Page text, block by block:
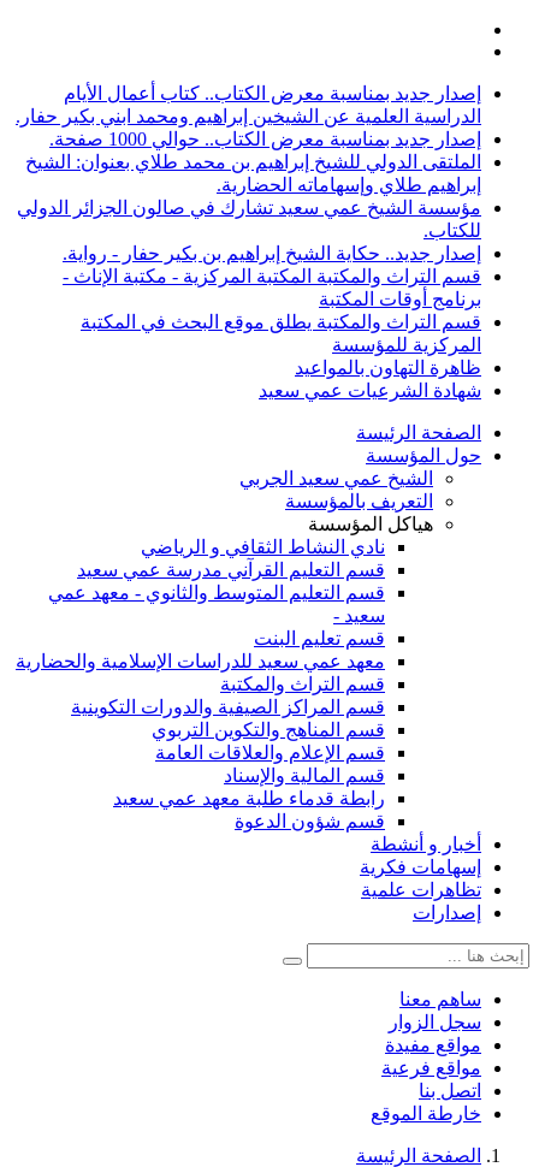
إصدار جديد بمناسبة معرض الكتاب.. كتاب أعمال الأيام
الدراسية العلمية عن الشيخين إبراهيم ومحمد ابني بكير حفار.
إصدار جديد بمناسبة معرض الكتاب.. حوالي 1000 صفحة.
الملتقى الدولي للشيخ إبراهيم بن محمد طلاي بعنوان: الشيخ
إبراهيم طلاي وإسهاماته الحضارية.
مؤسسة الشيخ عمي سعيد تشارك في صالون الجزائر الدولي
للكتاب.
إصدار جديد.. حكاية الشيخ إبراهيم بن بكير حفار - رواية.
قسم التراث والمكتبة المكتبة المركزية - مكتبة الإناث -
برنامج أوقات المكتبة
قسم التراث والمكتبة يطلق موقع البحث في المكتبة
المركزية للمؤسسة
ظاهرة التهاون بالمواعيد
شهادة الشرعيات عمي سعيد
الصفحة الرئيسة
حول المؤسسة
الشيخ عمي سعيد الجربي
التعريف بالمؤسسة
هياكل المؤسسة
نادي النشاط الثقافي و الرياضي
قسم التعليم القرآني مدرسة عمي سعيد
قسم التعليم المتوسط والثانوي - معهد عمي
سعيد -
قسم تعليم البنت
معهد عمي سعيد للدراسات الإسلامية والحضارية
قسم التراث والمكتبة
قسم المراكز الصيفية والدورات التكوينية
قسم المناهج والتكوين التربوي
قسم الإعلام والعلاقات العامة
قسم المالية والإسناد
رابطة قدماء طلبة معهد عمي سعيد
قسم شؤون الدعوة
أخبار و أنشطة
إسهامات فكرية
تظاهرات علمية
إصدارات
ساهم معنا
سجل الزوار
مواقع مفيدة
مواقع فرعية
اتصل بنا
خارطة الموقع
الصفحة الرئيسة